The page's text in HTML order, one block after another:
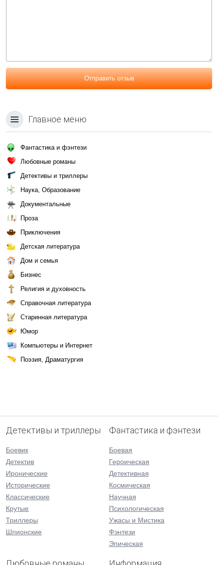
Отправить отзыв
Главное меню
Фантастика и фэнтези
Любовные романы
Детективы и триллеры
Наука, Образование
Документальные
Проза
Приключения
Детская литература
Дом и семья
Бизнес
Религия и духовность
Справочная литература
Старинная литература
Юмор
Компьютеры и Интернет
Поэзия, Драматургия
Детективы и триллеры
Боевик
Детектив
Иронические
Исторические
Классические
Крутые
Триллеры
Шпионские
Фантастика и фэнтези
Боевая
Героическая
Детективная
Космическая
Научная
Психологическая
Ужасы и Мистика
Фэнтези
Эпическая